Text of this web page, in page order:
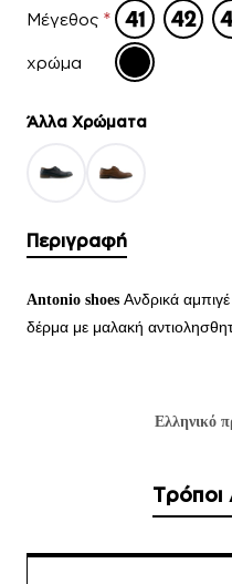
Μέγεθος
χρώμα
Άλλα Xρώματα
Περιγραφή
Αntonio shoes Ανδρικά
δέρμα με μαλακή
Ελληνικό
Τρόποι